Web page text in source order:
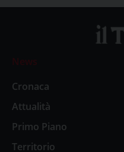
News
Cronaca
Attualità
Primo Piano
Territorio